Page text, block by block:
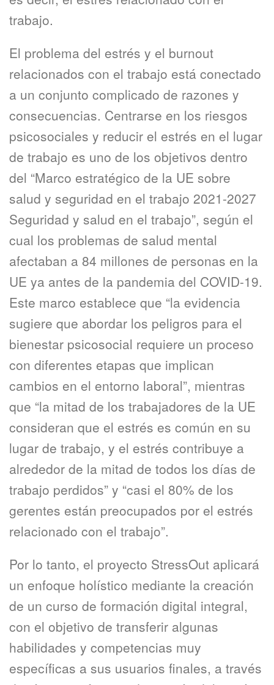
trabajo.
El problema del estrés y el burnout
relacionados con el trabajo está conectado
a un conjunto complicado de razones y
consecuencias. Centrarse en los riesgos
psicosociales y reducir el estrés en el lugar
de trabajo es uno de los objetivos dentro
del “Marco estratégico de la UE sobre
salud y seguridad en el trabajo 2021-2027
Seguridad y salud en el trabajo”, según el
cual los problemas de salud mental
afectaban a 84 millones de personas en la
UE ya antes de la pandemia del COVID-19.
Este marco establece que “la evidencia
sugiere que abordar los peligros para el
bienestar psicosocial requiere un proceso
con diferentes etapas que implican
cambios en el entorno laboral”, mientras
que “la mitad de los trabajadores de la UE
consideran que el estrés es común en su
lugar de trabajo, y el estrés contribuye a
alrededor de la mitad de todos los días de
trabajo perdidos” y “casi el 80% de los
gerentes están preocupados por el estrés
relacionado con el trabajo”.
Por lo tanto, el proyecto StressOut aplicará
un enfoque holístico mediante la creación
de un curso de formación digital integral,
con el objetivo de transferir algunas
habilidades y competencias muy
específicas a sus usuarios finales, a través